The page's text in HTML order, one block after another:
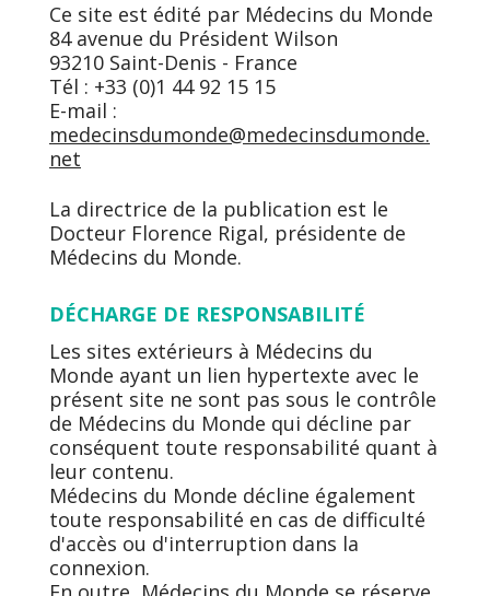
Ce site est édité par Médecins du Monde
84 avenue du Président Wilson
93210 Saint-Denis - France
Tél : +33 (0)1 44 92 15 15
E-mail :
medecinsdumonde@medecinsdumonde.
net
La directrice de la publication est le
Docteur Florence Rigal, présidente de
Médecins du Monde.
DÉCHARGE DE RESPONSABILITÉ
Les sites extérieurs à Médecins du
Monde ayant un lien hypertexte avec le
présent site ne sont pas sous le contrôle
de Médecins du Monde qui décline par
conséquent toute responsabilité quant à
leur contenu.
Médecins du Monde décline également
toute responsabilité en cas de difficulté
d'accès ou d'interruption dans la
connexion.